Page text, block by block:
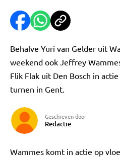
Behalve Yuri van Gelder uit
weekend ook Jeffrey
Flik Flak uit Den Bosch in
turnen in Gent.
Geschreven door
Redactie
Wammes komt in actie op